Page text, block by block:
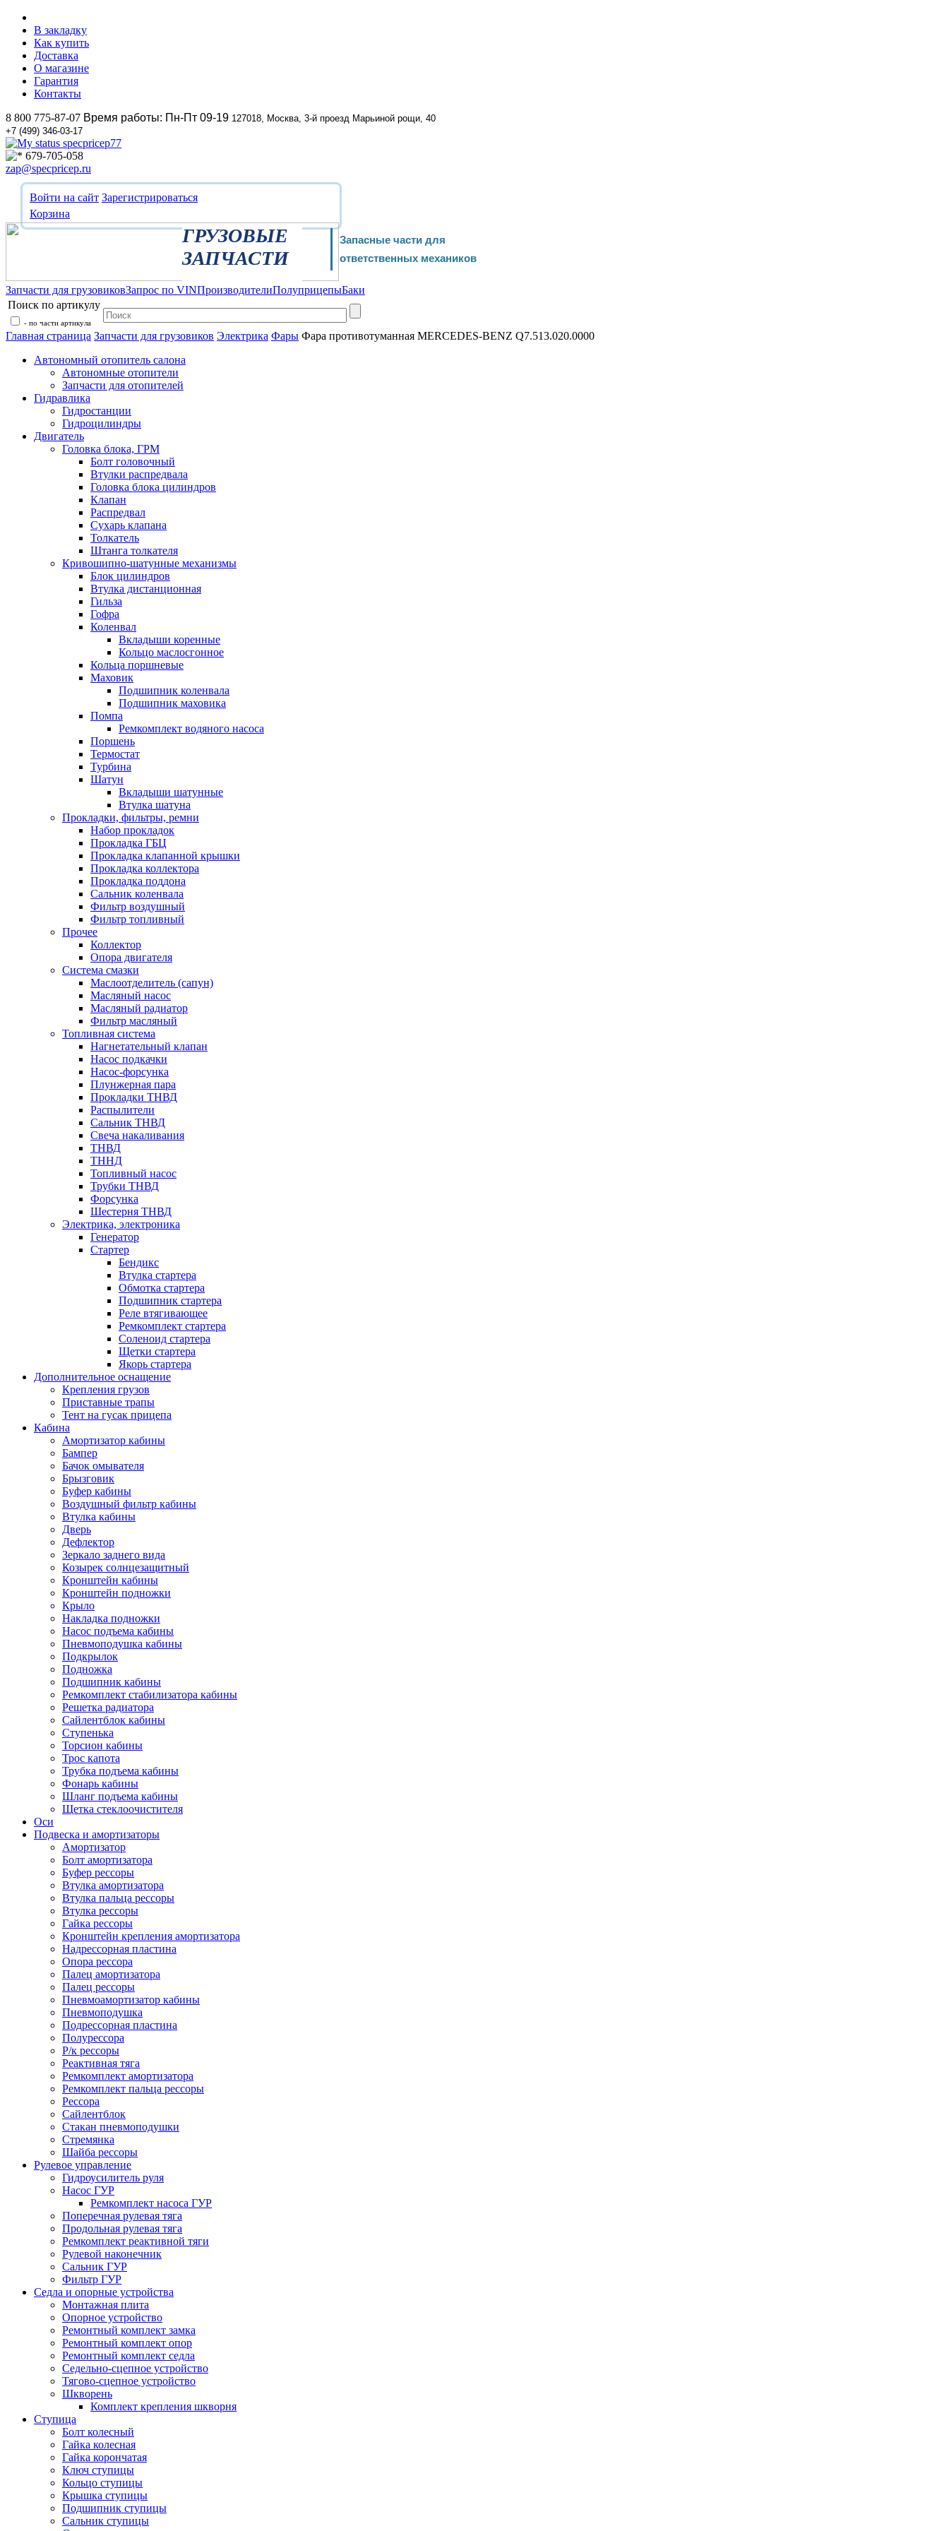
В закладку
Как купить
Доставка
О магазине
Гарантия
Контакты
8 800 775-87-07 Время работы: Пн-Пт 09-19 127018, Москва, 3-й проезд Марьиной рощи, 40
+7 (499) 346-03-17
specpricep77
679-705-058
zap@specpricep.ru
Войти на сайт Зарегистрироваться
Корзина
ГРУЗОВЫЕ
ЗАПЧАСТИ
Запасные части для
ответственных механиков
Запчасти для грузовиковЗапрос по VINПроизводителиПолуприцепыБаки
Поиск по артикулу
- по части артикула
Главная страница Запчасти для грузовиков Электрика Фары Фара противотуманная MERCEDES-BENZ Q7.513.020.0000
Автономный отопитель салона
Автономные отопители
Запчасти для отопителей
Гидравлика
Гидростанции
Гидроцилиндры
Двигатель
Головка блока, ГРМ
Болт головочный
Втулки распредвала
Головка блока цилиндров
Клапан
Распредвал
Сухарь клапана
Толкатель
Штанга толкателя
Кривошипно-шатунные механизмы
Блок цилиндров
Втулка дистанционная
Гильза
Гофра
Коленвал
Вкладыши коренные
Кольцо маслосгонное
Кольца поршневые
Маховик
Подшипник коленвала
Подшипник маховика
Помпа
Ремкомплект водяного насоса
Поршень
Термостат
Турбина
Шатун
Вкладыши шатунные
Втулка шатуна
Прокладки, фильтры, ремни
Набор прокладок
Прокладка ГБЦ
Прокладка клапанной крышки
Прокладка коллектора
Прокладка поддона
Сальник коленвала
Фильтр воздушный
Фильтр топливный
Прочее
Коллектор
Опора двигателя
Система смазки
Маслоотделитель (сапун)
Масляный насос
Масляный радиатор
Фильтр масляный
Топливная система
Нагнетательный клапан
Насос подкачки
Насос-форсунка
Плунжерная пара
Прокладки ТНВД
Распылители
Сальник ТНВД
Свеча накаливания
ТНВД
ТННД
Топливный насос
Трубки ТНВД
Форсунка
Шестерня ТНВД
Электрика, электроника
Генератор
Стартер
Бендикс
Втулка стартера
Обмотка стартера
Подшипник стартера
Реле втягивающее
Ремкомплект стартера
Соленоид стартера
Щетки стартера
Якорь стартера
Дополнительное оснащение
Крепления грузов
Приставные трапы
Тент на гусак прицепа
Кабина
Амортизатор кабины
Бампер
Бачок омывателя
Брызговик
Буфер кабины
Воздушный фильтр кабины
Втулка кабины
Дверь
Дефлектор
Зеркало заднего вида
Козырек солнцезащитный
Кронштейн кабины
Кронштейн подножки
Крыло
Накладка подножки
Насос подъема кабины
Пневмоподушка кабины
Подкрылок
Подножка
Подшипник кабины
Ремкомплект стабилизатора кабины
Решетка радиатора
Сайлентблок кабины
Ступенька
Торсион кабины
Трос капота
Трубка подъема кабины
Фонарь кабины
Шланг подъема кабины
Щетка стеклоочистителя
Оси
Подвеска и амортизаторы
Амортизатор
Болт амортизатора
Буфер рессоры
Втулка амортизатора
Втулка пальца рессоры
Втулка рессоры
Гайка рессоры
Кронштейн крепления амортизатора
Надрессорная пластина
Опора рессора
Палец амортизатора
Палец рессоры
Пневмоамортизатор кабины
Пневмоподушка
Подрессорная пластина
Полурессора
Р/к рессоры
Реактивная тяга
Ремкомплект амортизатора
Ремкомплект пальца рессоры
Рессора
Сайлентблок
Стакан пневмоподушки
Стремянка
Шайба рессоры
Рулевое управление
Гидроусилитель руля
Насос ГУР
Ремкомплект насоса ГУР
Поперечная рулевая тяга
Продольная рулевая тяга
Ремкомплект реактивной тяги
Рулевой наконечник
Сальник ГУР
Фильтр ГУР
Седла и опорные устройства
Монтажная плита
Опорное устройство
Ремонтный комплект замка
Ремонтный комплект опор
Ремонтный комплект седла
Седельно-сцепное устройство
Тягово-сцепное устройство
Шкворень
Комплект крепления шкворня
Ступица
Болт колесный
Гайка колесная
Гайка корончатая
Ключ ступицы
Кольцо ступицы
Крышка ступицы
Подшипник ступицы
Сальник ступицы